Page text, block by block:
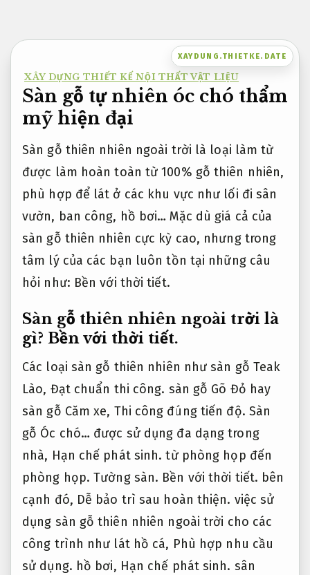
nội
dung
XAYDUNG.THIETKE.DATE
XÂY DỰNG THIẾT KẾ NỘI THẤT VẬT LIỆU
Sàn gỗ tự nhiên óc chó thẩm
mỹ hiện đại
Sàn gỗ thiên nhiên ngoài trời là loại làm từ
được làm hoàn toàn từ 100% gỗ thiên nhiên,
phù hợp để lát ở các khu vực như lối đi sân
vườn, ban công, hồ bơi… Mặc dù giá cả của
sàn gỗ thiên nhiên cực kỳ cao, nhưng trong
tâm lý của các bạn luôn tồn tại những câu
hỏi như: Bền với thời tiết.
Sàn gỗ thiên nhiên ngoài trời là
gì? Bền với thời tiết.
Các loại sàn gỗ thiên nhiên như sàn gỗ Teak
Lào, Đạt chuẩn thi công. sàn gỗ Gõ Đỏ hay
sàn gỗ Căm xe, Thi công đúng tiến độ. Sàn
gỗ Óc chó… được sử dụng đa dạng trong
nhà, Hạn chế phát sinh. từ phòng họp đến
phòng họp.Tường sàn. Bền với thời tiết. bên
cạnh đó, Dễ bảo trì sau hoàn thiện. việc sử
dụng sàn gỗ thiên nhiên ngoài trời cho các
công trình như lát hồ cá, Phù hợp nhu cầu
sử dụng. hồ bơi, Hạn chế phát sinh. sân